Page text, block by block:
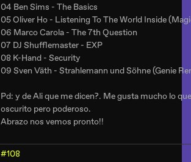
04 Ben Sims - The Basics
05 Oliver Ho - Listening To The World Inside
06 Marco Carola - The 7th Question
07 DJ Shufflemaster - EXP
08 K-Hand - Security
09 Sven Väth - Strahlemann und Söhne (Genie
Pd: y de Ali que me dicen?. Me gusta mucho lo
oscurito pero poderoso.
Abrazo nos vemos pronto!!
#108